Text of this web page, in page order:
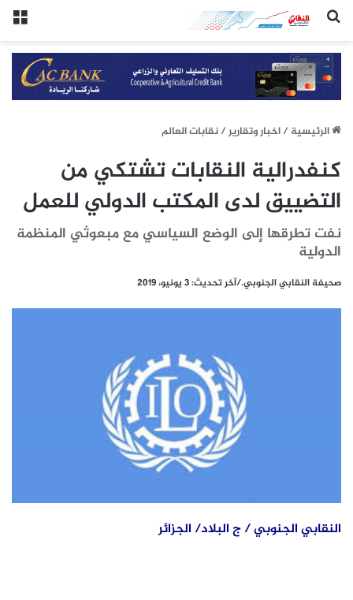
(النقابي الجنوبي:/خاص.)
الرئيسيِة/اخبار وتقارير/نقابات العالم
كنفدرالية النقابات تشتكي من
التضييق لدى المكتب الدولي للعمل
نفت تطرقها إلى الوضع السياسي مع مبعوثي المنظمة
الدولية
صحيفة النقابي الجنوبي./آخر تحديث: 3 يونيو، 2019
النقابي الجنوبي / ج البلاد/ الجزائر